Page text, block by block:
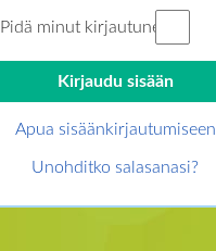
Pidä minut kirjautuneena
Apua sisäänkirjautumiseen
Unohditko salasanasi?